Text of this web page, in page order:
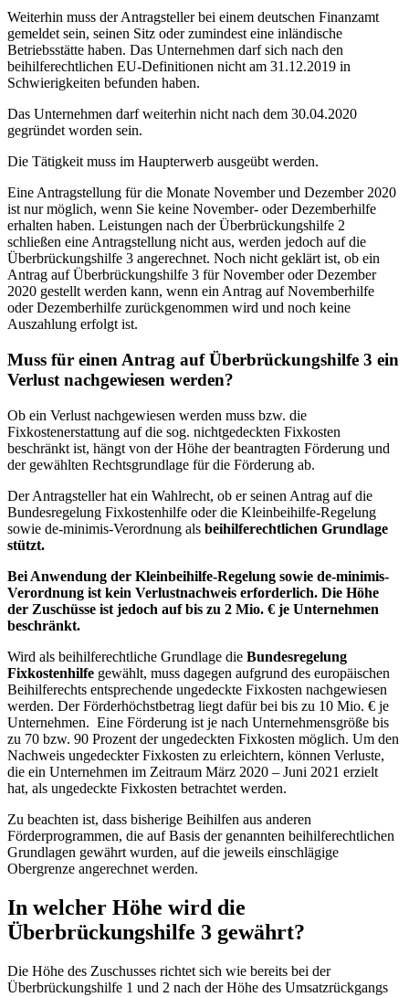
Weiterhin muss der Antragsteller bei einem deutschen Finanzamt
gemeldet sein, seinen Sitz oder zumindest eine inländische
Betriebsstätte haben. Das Unternehmen darf sich nach den
beihilferechtlichen EU-Definitionen nicht am 31.12.2019 in
Schwierigkeiten befunden haben.
Das Unternehmen darf weiterhin nicht nach dem 30.04.2020
gegründet worden sein.
Die Tätigkeit muss im Haupterwerb ausgeübt werden.
Eine Antragstellung für die Monate November und Dezember 2020
ist nur möglich, wenn Sie keine November- oder Dezemberhilfe
erhalten haben. Leistungen nach der Überbrückungshilfe 2
schließen eine Antragstellung nicht aus, werden jedoch auf die
Überbrückungshilfe 3 angerechnet. Noch nicht geklärt ist, ob ein
Antrag auf Überbrückungshilfe 3 für November oder Dezember
2020 gestellt werden kann, wenn ein Antrag auf Novemberhilfe
oder Dezemberhilfe zurückgenommen wird und noch keine
Auszahlung erfolgt ist.
Muss für einen Antrag auf Überbrückungshilfe 3 ein
Verlust nachgewiesen werden?
Ob ein Verlust nachgewiesen werden muss bzw. die
Fixkostenerstattung auf die sog. nichtgedeckten Fixkosten
beschränkt ist, hängt von der Höhe der beantragten Förderung und
der gewählten Rechtsgrundlage für die Förderung ab.
Der Antragsteller hat ein Wahlrecht, ob er seinen Antrag auf die
Bundesregelung Fixkostenhilfe oder die Kleinbeihilfe-Regelung
sowie de-minimis-Verordnung als beihilferechtlichen Grundlage
stützt.
Bei Anwendung der Kleinbeihilfe-Regelung sowie de-minimis-
Verordnung ist kein Verlustnachweis erforderlich. Die Höhe
der Zuschüsse ist jedoch auf bis zu 2 Mio. € je Unternehmen
beschränkt.
Wird als beihilferechtliche Grundlage die Bundesregelung
Fixkostenhilfe gewählt, muss dagegen aufgrund des europäischen
Beihilferechts entsprechende ungedeckte Fixkosten nachgewiesen
werden. Der Förderhöchstbetrag liegt dafür bei bis zu 10 Mio. € je
Unternehmen. Eine Förderung ist je nach Unternehmensgröße bis
zu 70 bzw. 90 Prozent der ungedeckten Fixkosten möglich. Um den
Nachweis ungedeckter Fixkosten zu erleichtern, können Verluste,
die ein Unternehmen im Zeitraum März 2020 – Juni 2021 erzielt
hat, als ungedeckte Fixkosten betrachtet werden.
Zu beachten ist, dass bisherige Beihilfen aus anderen
Förderprogrammen, die auf Basis der genannten beihilferechtlichen
Grundlagen gewährt wurden, auf die jeweils einschlägige
Obergrenze angerechnet werden.
In welcher Höhe wird die
Überbrückungshilfe 3 gewährt?
Die Höhe des Zuschusses richtet sich wie bereits bei der
Überbrückungshilfe 1 und 2 nach der Höhe des Umsatzrückgangs